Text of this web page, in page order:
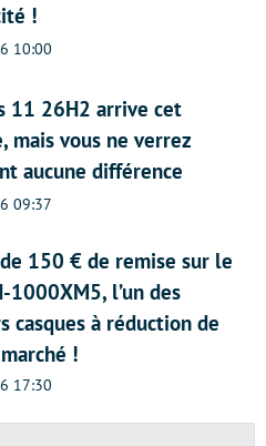
!
10:00
11 26H2 arrive cet
mais vous ne verrez
aucune différence
09:37
150 € de remise sur le
1000XM5, l’un des
casques à réduction de
!
17:30